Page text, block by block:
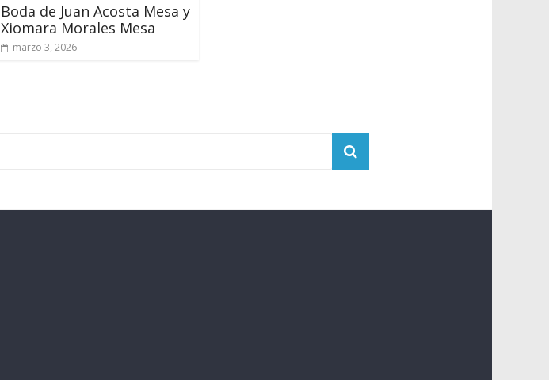
Boda de Juan Acosta Mesa y
Xiomara Morales Mesa
marzo 3, 2026